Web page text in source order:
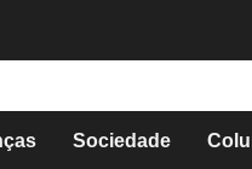
Sociedade